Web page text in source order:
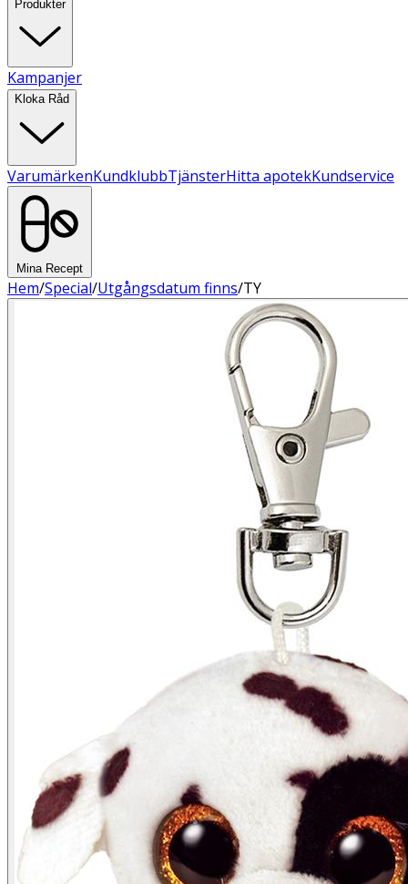
Produkter
Kampanjer
Kloka Råd
VarumärkenKundklubbTjänsterHitta apotekKundservice
Mina Recept
Hem/Special/Utgångsdatum finns/TY